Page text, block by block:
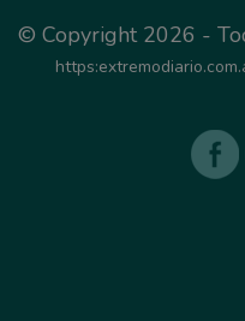
© Copyright 2026 -